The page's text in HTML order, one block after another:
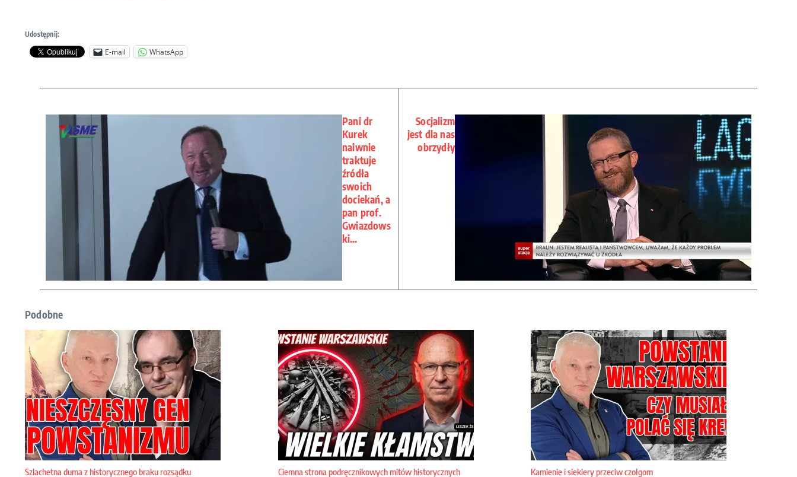
Udostępnij:
E-mail WhatsApp
Pani dr
Kurek
naiwnie
traktuje
źródła
swoich
dociekań, a
pan prof.
Gwiazdows
ki…
Socjalizm
jest dla nas
obrzydły
Podobne
Szlachetna duma z historycznego braku rozsądku Ciemna strona podręcznikowych mitów historycznych Kamienie i siekiery przeciw czołgom